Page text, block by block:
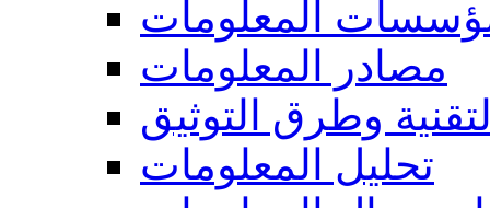
المعلومات
مصادر المعلومات
وطرق التوثيق
تحليل المعلومات